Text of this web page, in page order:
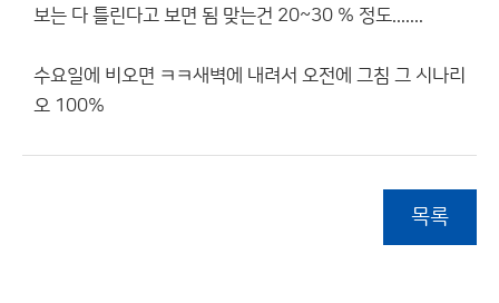
보는 다 틀린다고 보면 됨 맞는건 20~30 % 정도.......
수요일에 비오면 ㅋㅋ새벽에 내려서 오전에 그침 그 시나리
오 100%
목록